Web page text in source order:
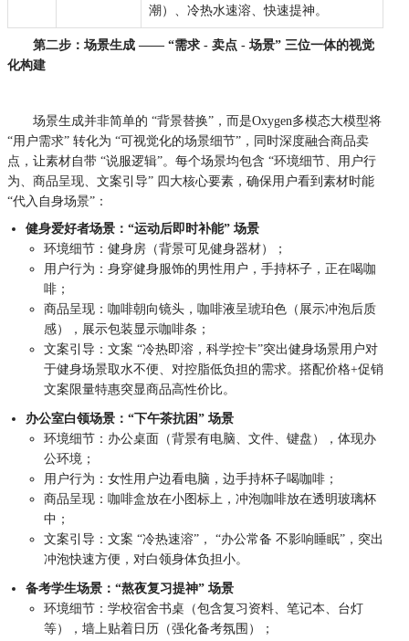
潮）、冷热水速溶、快速提神。
第二步：场景生成 —— “需求 - 卖点 - 场景” 三位一体的视觉
化构建
场景生成并非简单的 “背景替换”，而是Oxygen多模态大模型将
“用户需求” 转化为 “可视觉化的场景细节”，同时深度融合商品卖
点，让素材自带 “说服逻辑”。每个场景均包含 “环境细节、用户行
为、商品呈现、文案引导” 四大核心要素，确保用户看到素材时能
“代入自身场景”：
健身爱好者场景：“运动后即时补能” 场景
环境细节：健身房（背景可见健身器材）；
用户行为：身穿健身服饰的男性用户，手持杯子，正在喝咖
啡；
商品呈现：咖啡朝向镜头，咖啡液呈琥珀色（展示冲泡后质
感），展示包装显示咖啡条 ；
文案引导：文案 “冷热即溶，科学控卡”突出健身场景用户对
于健身场景取水不便、对控脂低负担的需求。搭配价格+促销
文案限量特惠突显商品高性价比。
办公室白领场景：“下午茶抗困” 场景
环境细节：办公桌面（背景有电脑、文件、键盘），体现办
公环境；
用户行为：女性用户边看电脑，边手持杯子喝咖啡；
商品呈现：咖啡盒放在小图标上，冲泡咖啡放在透明玻璃杯
中；
文案引导：文案 “冷热速溶”， “办公常备 不影响睡眠”，突出
冲泡快速方便，对白领身体负担小。
备考学生场景：“熬夜复习提神” 场景
环境细节：学校宿舍书桌（包含复习资料、笔记本、台灯
等），墙上贴着日历（强化备考氛围）；